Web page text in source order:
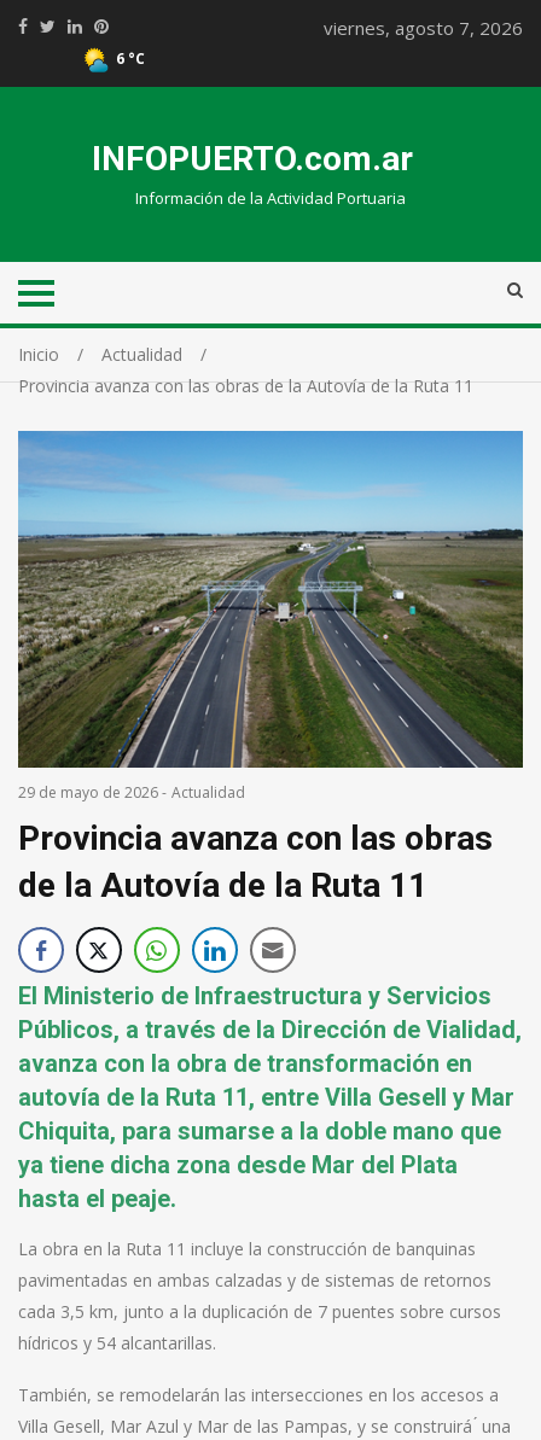
6 °C
viernes, agosto 7, 2026
INFOPUERTO.com.ar
Información de la Actividad Portuaria
Inicio
Actualidad
Provincia avanza con las obras de la Autovía de la Ruta 11
29 de mayo de 2026- Actualidad
Provincia avanza con las obras
de la Autovía de la Ruta 11
El Ministerio de Infraestructura y Servicios
Públicos, a través de la Dirección de Vialidad,
avanza con la obra de transformación en
autovía de la Ruta 11, entre Villa Gesell y Mar
Chiquita, para sumarse a la doble mano que
ya tiene dicha zona desde Mar del Plata
hasta el peaje.
La obra en la Ruta 11 incluye la construcción de banquinas
pavimentadas en ambas calzadas y de sistemas de retornos
cada 3,5 km, junto a la duplicación de 7 puentes sobre cursos
hídricos y 54 alcantarillas.
También, se remodelarán las intersecciones en los accesos a
Villa Gesell, Mar Azul y Mar de las Pampas, y se construirá ́ una